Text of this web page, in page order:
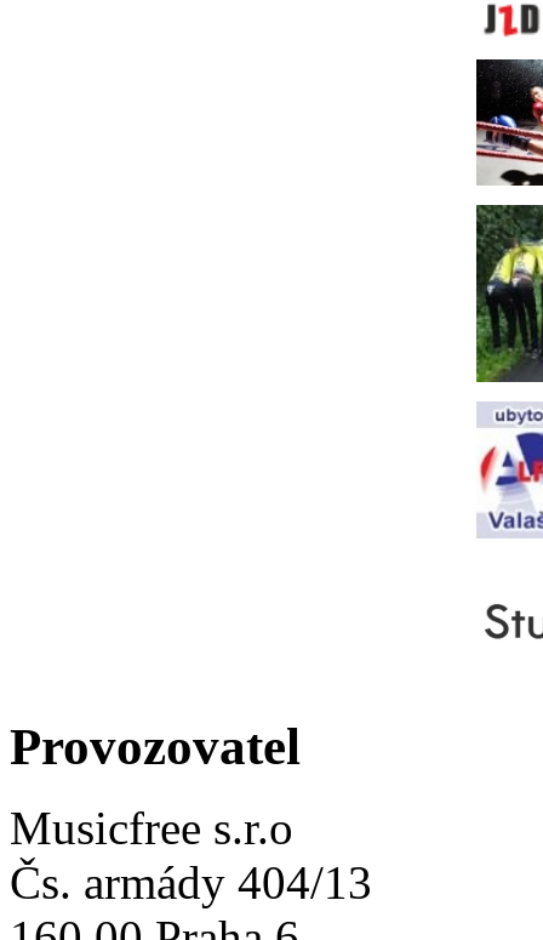
Provozovatel
Musicfree s.r.o
Čs. armády 404/13